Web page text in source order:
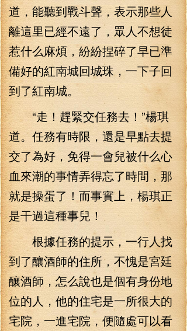
道，能聽到戰斗聲，表示那些人
離這里已經不遠了，眾人不想徒
惹什么麻煩，紛紛捏碎了早已準
備好的紅南城回城珠，一下子回
到了紅南城。
“走！趕緊交任務去！”楊琪
道。任務有時限，還是早點去提
交了為好，免得一會兒被什么心
血來潮的事情弄得忘了時間，那
就是操蛋了！而事實上，楊琪正
是干過這種事兒！
根據任務的提示，一行人找
到了釀酒師的住所，不愧是宮廷
釀酒師，怎么說也是個有身份地
位的人，他的住宅是一所很大的
宅院，一進宅院，便隨處可以看